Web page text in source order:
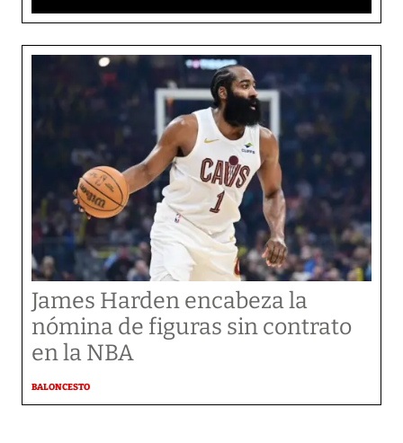
James Harden encabeza la
nómina de figuras sin contrato
en la NBA
BALONCESTO